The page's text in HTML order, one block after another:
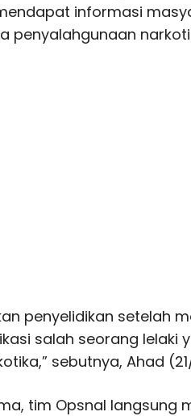
informasi
penyalahgunaan
penyelidikan setelah
salah seorang lelaki
sebutnya, Ahad
tim Opsnal langsung